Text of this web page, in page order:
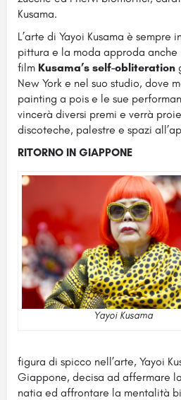
Kusama.
L’arte di Yayoi Kusama è sempre
pittura e la moda approda
film Kusama’s self-obliteration
New York e nel suo studio, dove
painting a pois e le sue
vincerà diversi premi e verrà
discoteche, palestre e spazi
RITORNO IN GIAPPONE
Yayoi Kusama
figura di spicco nell’arte, Yayoi
Giappone, decisa ad affermare
natia ed affrontare la mentalità